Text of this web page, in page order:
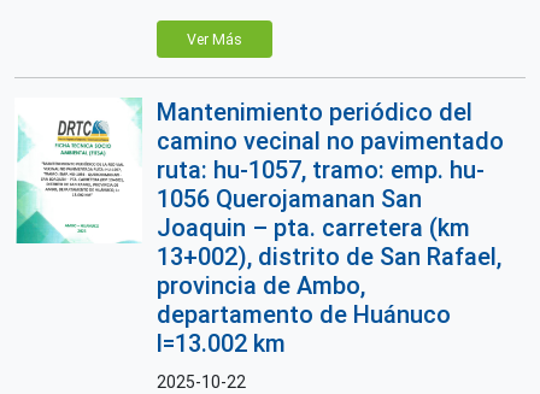
Ver Más
Mantenimiento periódico del
camino vecinal no pavimentado
ruta: hu-1057, tramo: emp. hu-
1056 Querojamanan San
Joaquin – pta. carretera (km
13+002), distrito de San Rafael,
provincia de Ambo,
departamento de Huánuco
l=13.002 km
2025-10-22